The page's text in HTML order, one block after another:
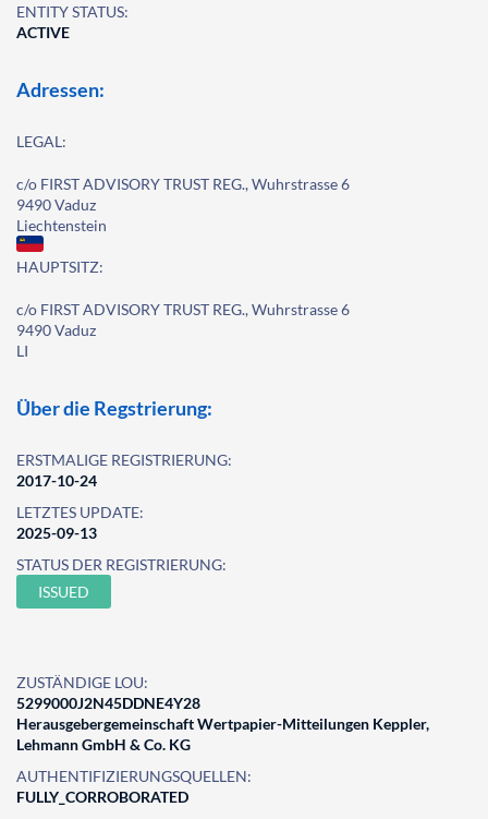
ENTITY STATUS:
ACTIVE
Adressen:
LEGAL:
c/o FIRST ADVISORY TRUST REG., Wuhrstrasse 6
9490 Vaduz
Liechtenstein
HAUPTSITZ:
c/o FIRST ADVISORY TRUST REG., Wuhrstrasse 6
9490 Vaduz
LI
Über die Regstrierung:
ERSTMALIGE REGISTRIERUNG:
2017-10-24
LETZTES UPDATE:
2025-09-13
STATUS DER REGISTRIERUNG:
ISSUED
ZUSTÄNDIGE LOU:
5299000J2N45DDNE4Y28
Herausgebergemeinschaft Wertpapier-Mitteilungen Keppler,
Lehmann GmbH & Co. KG
AUTHENTIFIZIERUNGSQUELLEN:
FULLY_CORROBORATED